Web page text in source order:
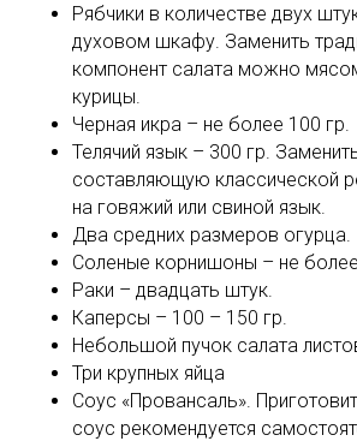
Рябчики в количестве двух
духовом шкафу. Заменить
компонент салата можно
курицы.
Черная икра – не более 100 гр.
Телячий язык – 300 гр.
составляющую классической
на говяжий или свиной язык.
Два средних размеров огурца.
Соленые корнишоны – не более
Раки – двадцать штук.
Каперсы – 100 – 150 гр.
Небольшой пучок салата
Три крупных яйца
Соус «Провансаль».
соус рекомендуется